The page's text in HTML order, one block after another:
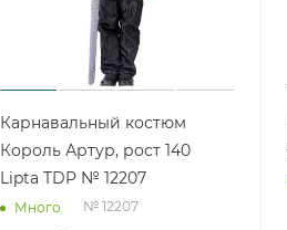
Карнавальный костюм
Король Артур, рост 140
Lipta TDP № 12207
Много № 12207